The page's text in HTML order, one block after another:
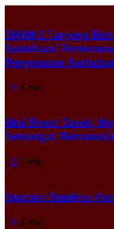
SMAN 1 Tanjung
Sosialisasi
Penyusunan
0 3 min
Aksi Donor Darah,
Semangat
0 3 min
Upacara Bendera
0 3 min